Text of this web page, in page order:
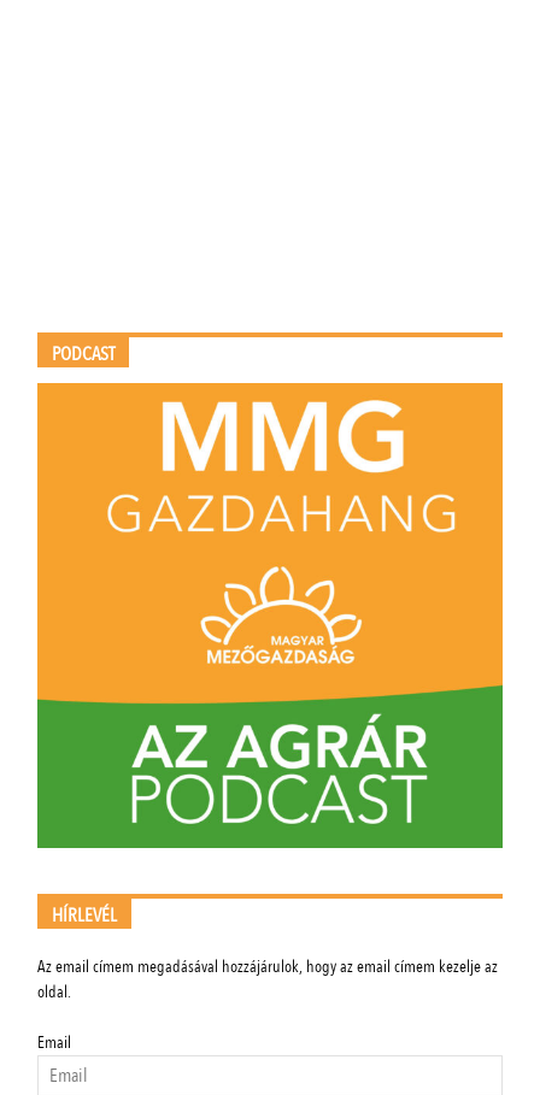
PODCAST
HÍRLEVÉL
Az email címem megadásával hozzájárulok, hogy az email címem kezelje az
oldal.
Email